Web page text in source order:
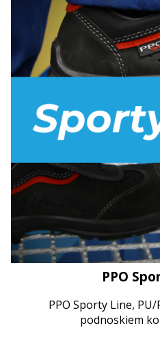
PPO
PPO Sporty Line,
podnoskiem